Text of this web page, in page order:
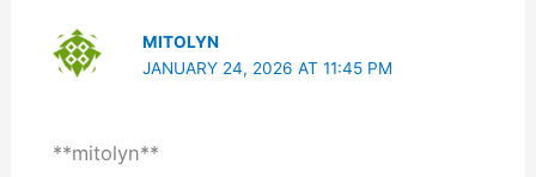
MITOLYN
JANUARY 24, 2026 AT 11:45 PM
**mitolyn**